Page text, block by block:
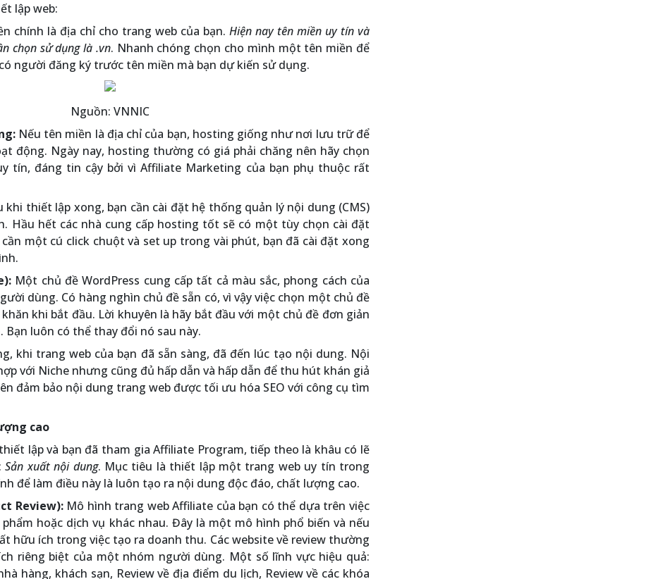
lập web:
chính là địa chỉ cho trang web của bạn. Hiện nay tên miền uy tín và
chọn sử dụng là .vn. Nhanh chóng chọn cho mình một tên miền để
người đăng ký trước tên miền mà bạn dự kiến sử dụng.
Nguồn: VNNIC
Nếu tên miền là địa chỉ của bạn, hosting giống như nơi lưu trữ để
động. Ngày nay, hosting thường có giá phải chăng nên hãy chọn
tín, đáng tin cậy bởi vì Affiliate Marketing của bạn phụ thuộc rất
khi thiết lập xong, bạn cần cài đặt hệ thống quản lý nội dung (CMS)
Hầu hết các nhà cung cấp hosting tốt sẽ có một tùy chọn cài đặt
cần một cú click chuột và set up trong vài phút, bạn đã cài đặt xong
Một chủ đề WordPress cung cấp tất cả màu sắc, phong cách của
dùng. Có hàng nghìn chủ đề sẵn có, vì vậy việc chọn một chủ đề
khi bắt đầu. Lời khuyên là hãy bắt đầu với một chủ đề đơn giản
Bạn luôn có thể thay đổi nó sau này.
khi trang web của bạn đã sẵn sàng, đã đến lúc tạo nội dung. Nội
với Niche nhưng cũng đủ hấp dẫn và hấp dẫn để thu hút khán giả
đảm bảo nội dung trang web được tối ưu hóa SEO với công cụ tìm
cao
lập và bạn đã tham gia Affiliate Program, tiếp theo là khâu có lẽ
Sản xuất nội dung. Mục tiêu là thiết lập một trang web uy tín trong
để làm điều này là luôn tạo ra nội dung độc đáo, chất lượng cao.
Review):Mô hình trang web Affiliate của bạn có thể dựa trên việc
hoặc dịch vụ khác nhau. Đây là một mô hình phổ biến và nếu
hữu ích trong việc tạo ra doanh thu. Các website về review thường
riêng biệt của một nhóm người dùng. Một số lĩnh vực hiệu quả:
hàng, khách sạn, Review về địa điểm du lịch, Review về các khóa